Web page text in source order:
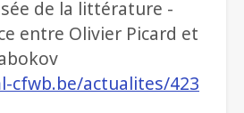
de la littérature -
entre Olivier Picard et
cfwb.be/actualites/423